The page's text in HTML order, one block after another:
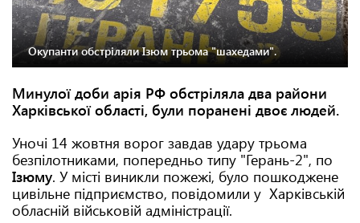
Окупанти обстріляли Ізюм трьома "шахедами".
Минулої доби арія РФ обстріляла два райони
Харківської області, були поранені двоє людей.
Уночі 14 жовтня ворог завдав удару трьома
безпілотниками, попередньо типу "Герань-2", по
Ізюму. У місті виникли пожежі, було пошкоджене
цивільне підприємство, повідомили у Харківській
обласній військовій адміністрації.